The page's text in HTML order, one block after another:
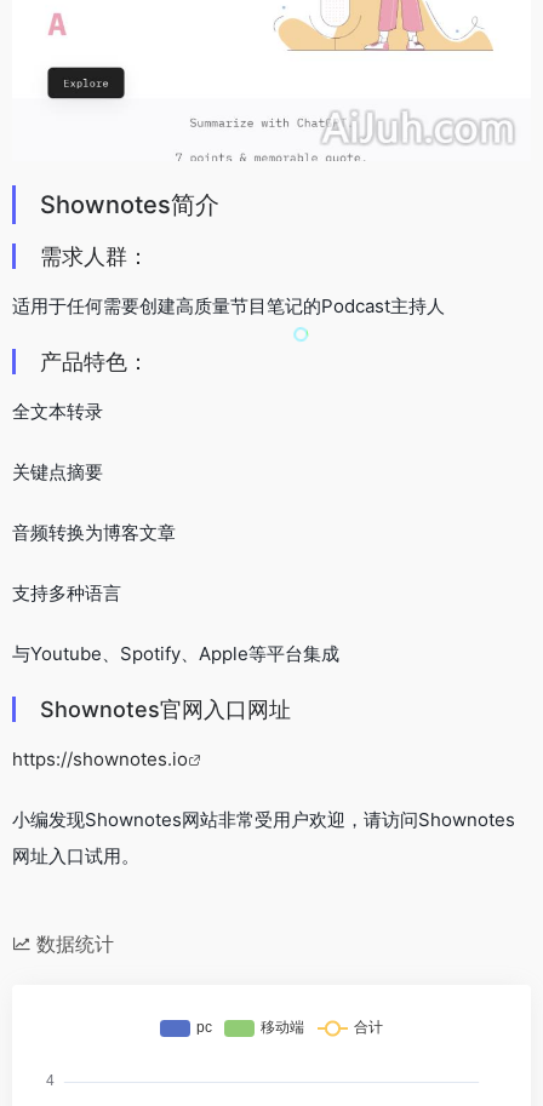
Shownotes简介
需求人群：
适用于任何需要创建高质量节目笔记的Podcast主持人
产品特色：
全文本转录
关键点摘要
音频转换为博客文章
支持多种语言
与Youtube、Spotify、Apple等平台集成
Shownotes官网入口网址
https://shownotes.io
小编发现Shownotes网站非常受用户欢迎，请访问Shownotes
网址入口试用。
数据统计